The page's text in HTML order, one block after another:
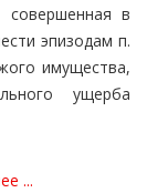
в
эпизодам п.
имущества,
ущерба
...